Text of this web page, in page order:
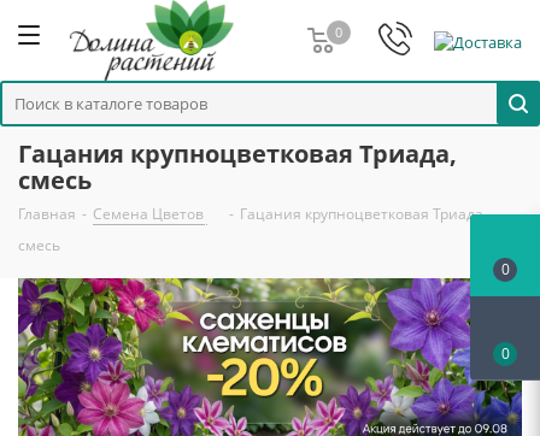
0
Гацания крупноцветковая Триада,
смесь
Главная - Семена Цветов - Гацания крупноцветковая Триада,
смесь
0
0